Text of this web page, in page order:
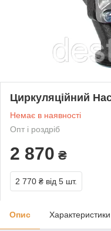
Циркуляційний
Немає в наявності
Опт і роздріб
2 870 ₴
2 770 ₴ від 5 шт.
Опис Характеристики